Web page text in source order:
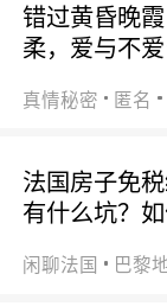
错过黄昏晚
柔，爱与不爱
真情秘密 匿名
法国房子免
有什么坑？如
闲聊法国 巴黎